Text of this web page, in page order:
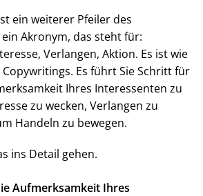
ein weiterer Pfeiler des
Akronym, das steht für:
Verlangen, Aktion. Es ist wie
Es führt Sie Schritt für
Ihres Interessenten zu
zu wecken, Verlangen zu
Handeln zu bewegen.
ins Detail gehen.
Aufmerksamkeit Ihres